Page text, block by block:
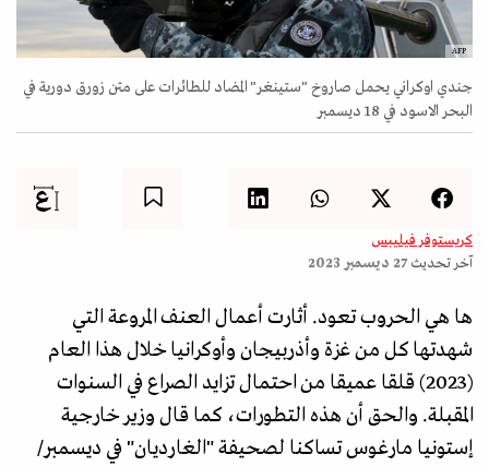
AFP
جندي اوكراني يحمل صاروخ "ستينغر" المضاد للطائرات على متن زورق دورية في
البحر الاسود في 18 ديسمبر
كريستوفر فيليبس
آخر تحديث27 ديسمبر 2023
ها هي الحروب تعود. أثارت أعمال العنف المروعة التي
شهدتها كل من غزة وأذربيجان وأوكرانيا خلال هذا العام
(2023) قلقا عميقا من احتمال تزايد الصراع في السنوات
المقبلة. والحق أن هذه التطورات، كما قال وزير خارجية
إستونيا مارغوس تساكنا لصحيفة "الغارديان" في ديسمبر/